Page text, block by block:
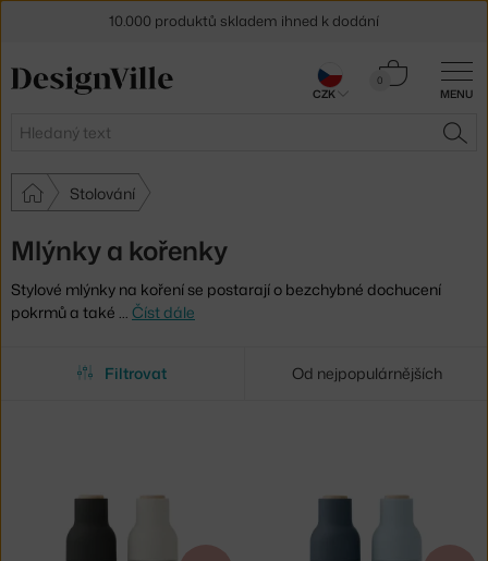
MENU
Hledat
0
Košík
Stolování
Mlýnky a kořenky
Stylové mlýnky na koření se postarají o bezchybné dochucení
pokrmů a také … Číst dále
Filtrovat Od nejpopulárnějších
10.000 produktů skladem ihned k dodání
30 dní na vrácení zbožíCZK